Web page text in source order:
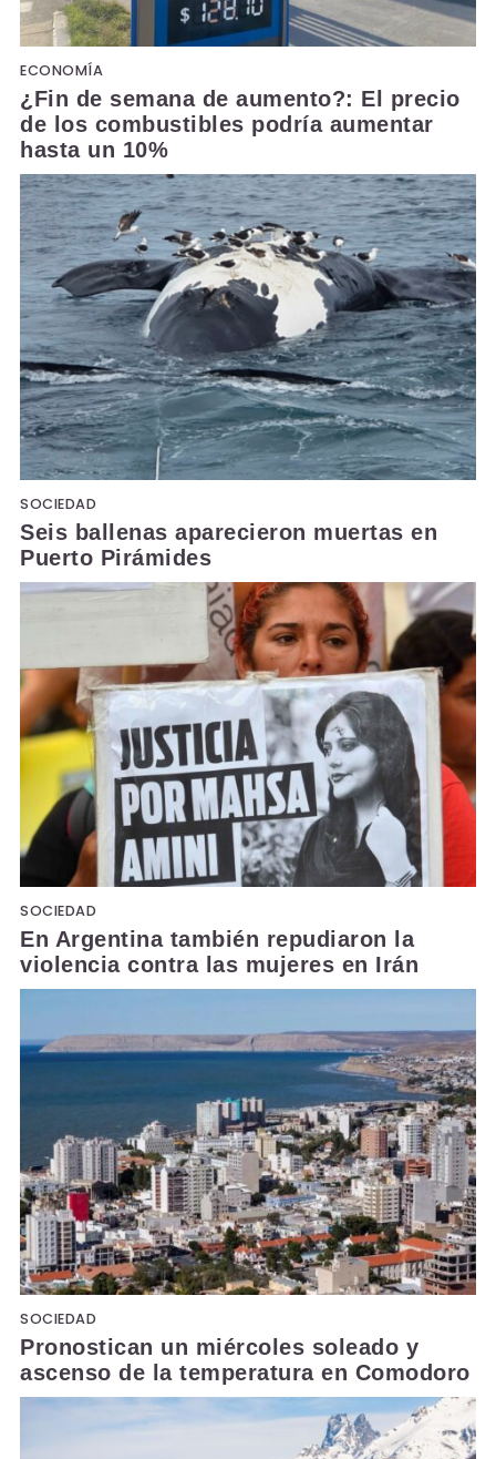
ECONOMÍA
¿Fin de semana de aumento?: El precio
de los combustibles podría aumentar
hasta un 10%
SOCIEDAD
Seis ballenas aparecieron muertas en
Puerto Pirámides
SOCIEDAD
En Argentina también repudiaron la
violencia contra las mujeres en Irán
SOCIEDAD
Pronostican un miércoles soleado y
ascenso de la temperatura en Comodoro